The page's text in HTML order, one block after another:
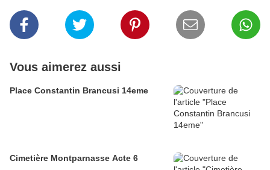
Vous aimerez aussi
Place Constantin Brancusi 14eme
Cimetière Montparnasse Acte 6